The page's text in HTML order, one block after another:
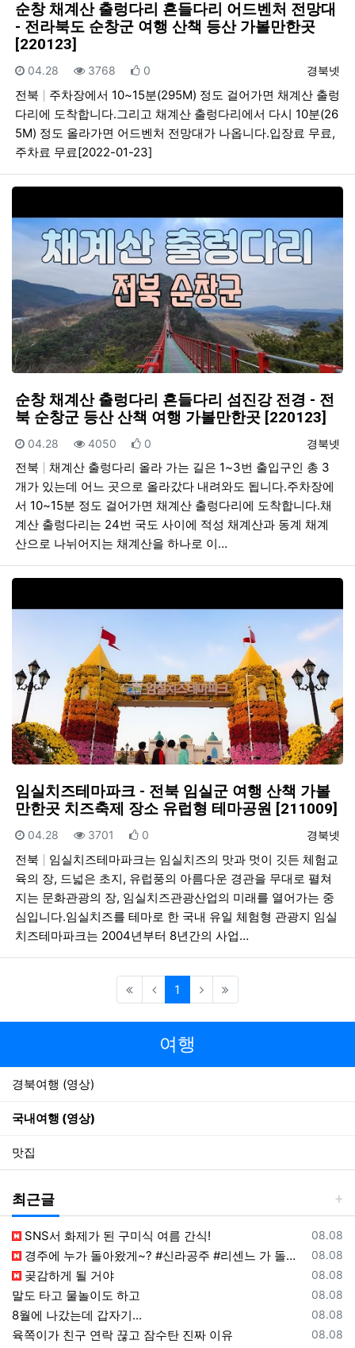
순창 채계산 출렁다리 흔들다리 어드벤처 전망대
- 전라북도 순창군 여행 산책 등산 가볼만한곳
[220123]
등록자
경북넷
등록일
04.28 조회
3768 추천
0
전북
주차장에서 10~15분(295M) 정도 걸어가면 채계산 출렁
다리에 도착합니다.그리고 채계산 출렁다리에서 다시 10분(26
5M) 정도 올라가면 어드벤처 전망대가 나옵니다.입장료 무료,
주차료 무료[2022-01-23]
순창 채계산 출렁다리 흔들다리 섬진강 전경 - 전
북 순창군 등산 산책 여행 가볼만한곳 [220123]
등록자
경북넷
등록일
04.28 조회
4050 추천
0
전북
채계산 출렁다리 올라 가는 길은 1~3번 출입구인 총 3
개가 있는데 어느 곳으로 올라갔다 내려와도 됩니다.주차장에
서 10~15분 정도 걸어가면 채계산 출렁다리에 도착합니다.채
계산 출렁다리는 24번 국도 사이에 적성 채계산과 동계 채계
산으로 나뉘어지는 채계산을 하나로 이…
임실치즈테마파크 - 전북 임실군 여행 산책 가볼
만한곳 치즈축제 장소 유럽형 테마공원 [211009]
등록자
경북넷
등록일
04.28 조회
3701 추천
0
전북
임실치즈테마파크는 임실치즈의 맛과 멋이 깃든 체험교
육의 장, 드넓은 초지, 유럽풍의 아름다운 경관을 무대로 펼쳐
지는 문화관광의 장, 임실치즈관광산업의 미래를 열어가는 중
심입니다.임실치즈를 테마로 한 국내 유일 체험형 관광지 임실
치즈테마파크는 2004년부터 8년간의 사업…
1 (current)
여행
경북여행 (영상)
국내여행 (영상)
맛집
최근글
등록일
08.08
SNS서 화제가 된 구미식 여름 간식!
등록일
08.08
경주에 누가 돌아왔게~? #신라공주 #리센느 가 돌아왔다
등록일
08.08
곶감하게 될 거야
등록일
08.08
말도 타고 물놀이도 하고
등록일
08.08
8월에 나갔는데 갑자기...
등록일
08.08
육쪽이가 친구 연락 끊고 잠수탄 진짜 이유